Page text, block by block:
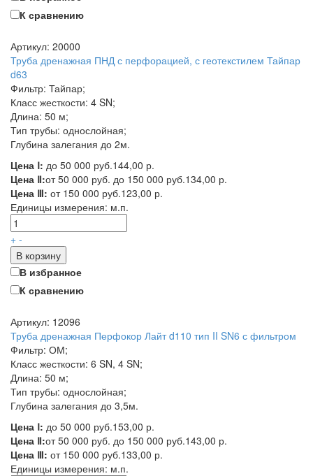
К сравнению
Артикул: 20000
Труба дренажная ПНД с перфорацией, с геотекстилем Тайпар
d63
Фильтр: Тайпар;
Класс жесткости: 4 SN;
Длина: 50 м;
Тип трубы: однослойная;
Глубина залегания до 2м.
Цена Ⅰ: до 50 000 руб.144,00 р.
Цена Ⅱ:от 50 000 руб. до 150 000 руб.134,00 р.
Цена Ⅲ: от 150 000 руб.123,00 р.
Единицы измерения: м.п.
+ -
В корзину
В избранное
К сравнению
Артикул: 12096
Труба дренажная Перфокор Лайт d110 тип II SN6 с фильтром
Фильтр: ОМ;
Класс жесткости: 6 SN, 4 SN;
Длина: 50 м;
Тип трубы: однослойная;
Глубина залегания до 3,5м.
Цена Ⅰ: до 50 000 руб.153,00 р.
Цена Ⅱ:от 50 000 руб. до 150 000 руб.143,00 р.
Цена Ⅲ: от 150 000 руб.133,00 р.
Единицы измерения: м.п.